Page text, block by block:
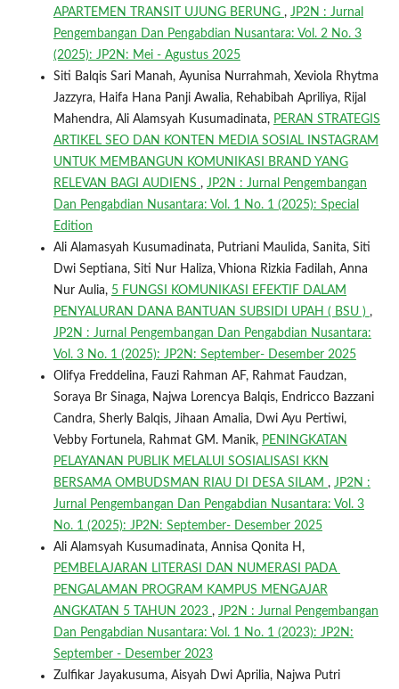
APARTEMEN TRANSIT UJUNG BERUNG , JP2N : Jurnal
Pengembangan Dan Pengabdian Nusantara: Vol. 2 No. 3
(2025): JP2N: Mei - Agustus 2025
Siti Balqis Sari Manah, Ayunisa Nurrahmah, Xeviola Rhytma
Jazzyra, Haifa Hana Panji Awalia, Rehabibah Apriliya, Rijal
Mahendra, Ali Alamsyah Kusumadinata, PERAN STRATEGIS
ARTIKEL SEO DAN KONTEN MEDIA SOSIAL INSTAGRAM
UNTUK MEMBANGUN KOMUNIKASI BRAND YANG
RELEVAN BAGI AUDIENS , JP2N : Jurnal Pengembangan
Dan Pengabdian Nusantara: Vol. 1 No. 1 (2025): Special
Edition
Ali Alamasyah Kusumadinata, Putriani Maulida, Sanita, Siti
Dwi Septiana, Siti Nur Haliza, Vhiona Rizkia Fadilah, Anna
Nur Aulia, 5 FUNGSI KOMUNIKASI EFEKTIF DALAM
PENYALURAN DANA BANTUAN SUBSIDI UPAH ( BSU ) ,
JP2N : Jurnal Pengembangan Dan Pengabdian Nusantara:
Vol. 3 No. 1 (2025): JP2N: September- Desember 2025
Olifya Freddelina, Fauzi Rahman AF, Rahmat Faudzan,
Soraya Br Sinaga, Najwa Lorencya Balqis, Endricco Bazzani
Candra, Sherly Balqis, Jihaan Amalia, Dwi Ayu Pertiwi,
Vebby Fortunela, Rahmat GM. Manik, PENINGKATAN
PELAYANAN PUBLIK MELALUI SOSIALISASI KKN
BERSAMA OMBUDSMAN RIAU DI DESA SILAM , JP2N :
Jurnal Pengembangan Dan Pengabdian Nusantara: Vol. 3
No. 1 (2025): JP2N: September- Desember 2025
Ali Alamsyah Kusumadinata, Annisa Qonita H,
PEMBELAJARAN LITERASI DAN NUMERASI PADA
PENGALAMAN PROGRAM KAMPUS MENGAJAR
ANGKATAN 5 TAHUN 2023 , JP2N : Jurnal Pengembangan
Dan Pengabdian Nusantara: Vol. 1 No. 1 (2023): JP2N:
September - Desember 2023
Zulfikar Jayakusuma, Aisyah Dwi Aprilia, Najwa Putri